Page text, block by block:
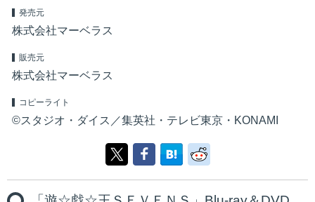
発売元
株式会社マーベラス
販売元
株式会社マーベラス
コピーライト
©スタジオ・ダイス／集英社・テレビ東京・KONAMI